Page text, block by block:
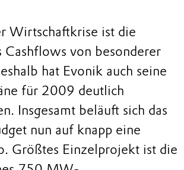
Wirtschaftkrise ist die
Cashflows von besonderer
hat Evonik auch seine
für 2009 deutlich
Insgesamt beläuft sich das
nun auf knapp eine
Größtes Einzelprojekt ist die